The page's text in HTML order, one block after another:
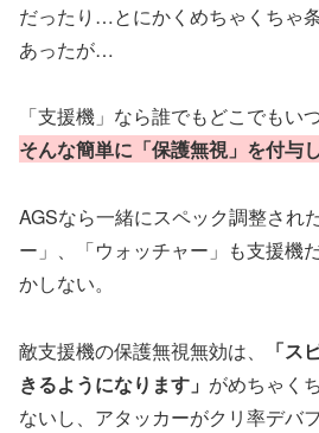
だったり…とにかくめちゃくちゃ
あったが…
「支援機」なら誰でもどこでも
そんな簡単に「保護無視」を付与
AGSなら一緒にスペック調整され
ー」、「ウォッチャー」も支援機
かしない。
敵支援機の保護無視無効は、
「ス
きるようになります」 がめちゃく
ないし、アタッカーがクリ率デバ